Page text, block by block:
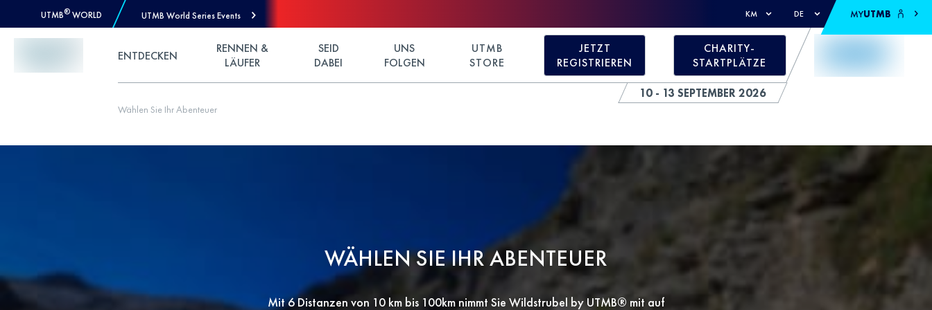
UTMB® WORLD UTMB World Series Events KM DE MYUTMB
10 - 13 SEPTEMBER 2026
ENTDECKEN
RENNEN &
LÄUFER
SEID
DABEI
UNS
FOLGEN
UTMB
STORE
JETZT
REGISTRIEREN
CHARITY-
STARTPLÄTZE
Wählen Sie Ihr Abenteuer
WÄHLEN SIE IHR ABENTEUER
Mit 6 Distanzen von 10 km bis 100km nimmt Sie Wildstrubel by UTMB® mit auf